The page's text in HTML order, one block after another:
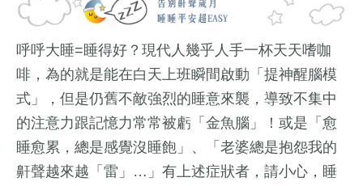
呼呼大睡=睡得好？現代人幾乎人手一杯天天嗜咖
啡，為的就是能在白天上班瞬間啟動「提神醒腦模
式」，但是仍舊不敵強烈的睡意來襲，導致不集中
的注意力跟記憶力常常被虧「金魚腦」！或是「愈
睡愈累，總是感覺沒睡飽」、「老婆總是抱怨我的
鼾聲越來越「雷」…」有上述症狀者，請小心，睡